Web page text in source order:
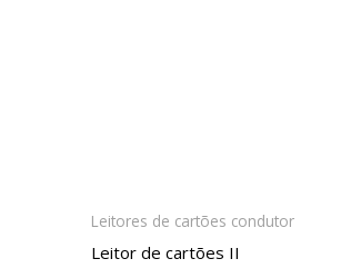
Leitores de cartões condutor
Leitor de cartões II